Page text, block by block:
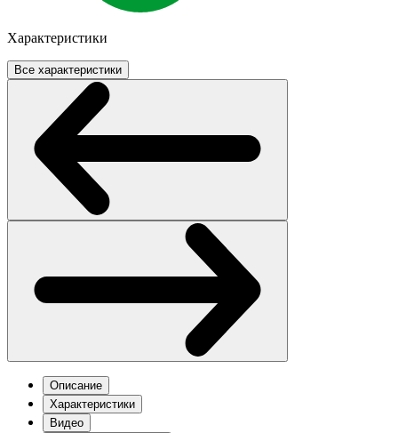
Характеристики
Все характеристики
Описание
Характеристики
Видео